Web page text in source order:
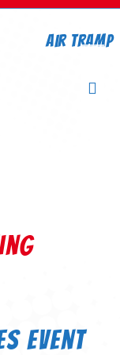
Air Tramp
Event